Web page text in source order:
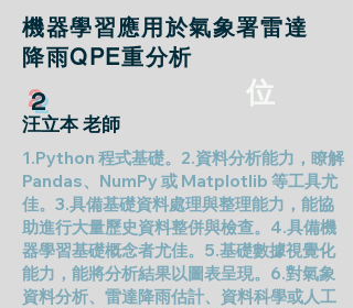
機器學習應用於氣象署雷達
降雨QPE重分析
2 位
汪立本 老師
1.Python 程式基礎。2.資料分析能力，瞭解
Pandas、NumPy 或 Matplotlib 等工具尤
佳。3.具備基礎資料處理與整理能力，能協
助進行大量歷史資料整併與檢查。4.具備機
器學習基礎概念者尤佳。5.基礎數據視覺化
能力，能將分析結果以圖表呈現。6.對氣象
資料分析、雷達降雨估計、資料科學或人工